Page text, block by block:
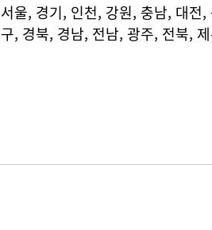
서울, 경기, 인천, 강원, 충남, 대전
구, 경북, 경남, 전남, 광주, 전북,